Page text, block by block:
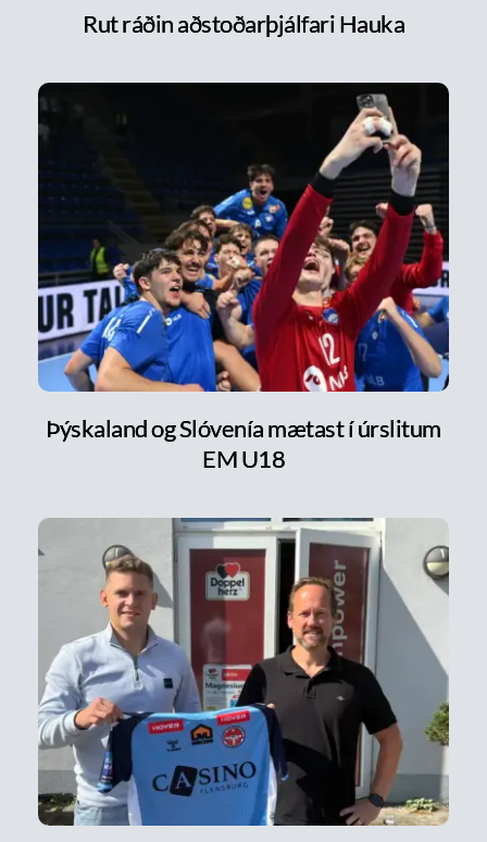
Rut ráðin aðstoðarþjálfari Hauka
Þýskaland og Slóvenía mætast í úrslitum
EM U18